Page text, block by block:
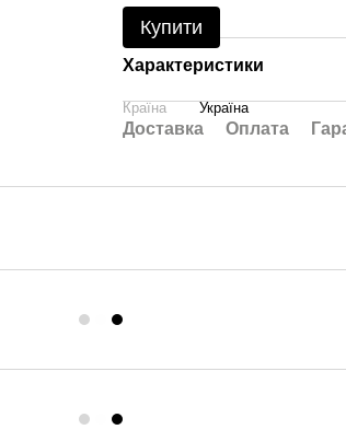
Купити
Характеристики
Країна Україна
Доставка Оплата